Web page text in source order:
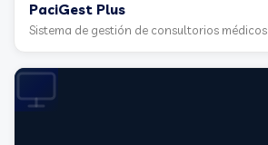
PaciGest Plus
Sistema de gestión de consultorios médicos